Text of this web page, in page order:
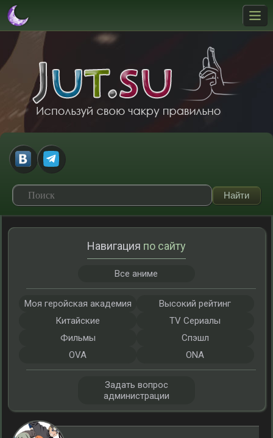
Навигация по сайту
Все аниме
Моя геройская академия
Высокий рейтинг
Китайские
TV Сериалы
Фильмы
Спэшл
OVA
ONA
Задать вопрос
администрации